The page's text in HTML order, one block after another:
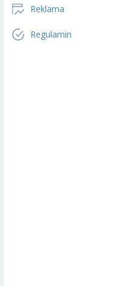
Reklama
Regulamin